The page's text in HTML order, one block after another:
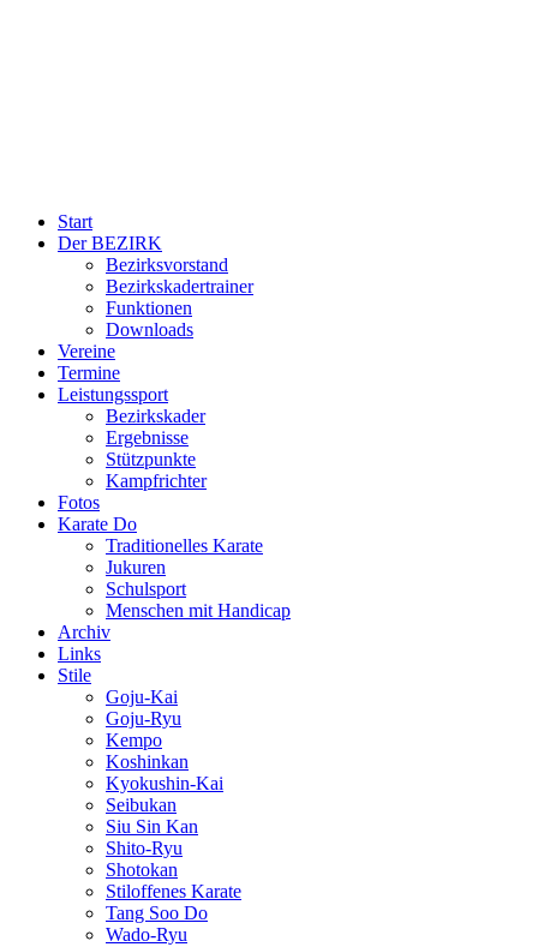
Start
Der BEZIRK
Bezirksvorstand
Bezirkskadertrainer
Funktionen
Downloads
Vereine
Termine
Leistungssport
Bezirkskader
Ergebnisse
Stützpunkte
Kampfrichter
Fotos
Karate Do
Traditionelles Karate
Jukuren
Schulsport
Menschen mit Handicap
Archiv
Links
Stile
Goju-Kai
Goju-Ryu
Kempo
Koshinkan
Kyokushin-Kai
Seibukan
Siu Sin Kan
Shito-Ryu
Shotokan
Stiloffenes Karate
Tang Soo Do
Wado-Ryu